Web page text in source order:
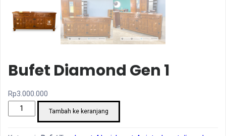
Bufet Diamond Gen 1
Rp3.000.000
Kuantitas
Diamond
Tambah ke keranjang